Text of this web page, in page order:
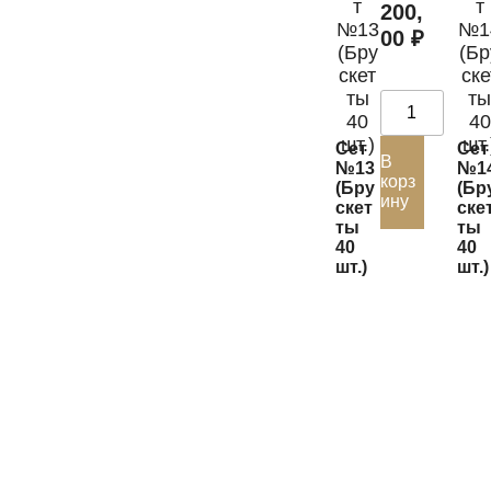
Сет
№13
(Бру
скет
ты
40
шт.)
200,
00 ₽
В
корз
ину
Сет
ты
40
шт.)